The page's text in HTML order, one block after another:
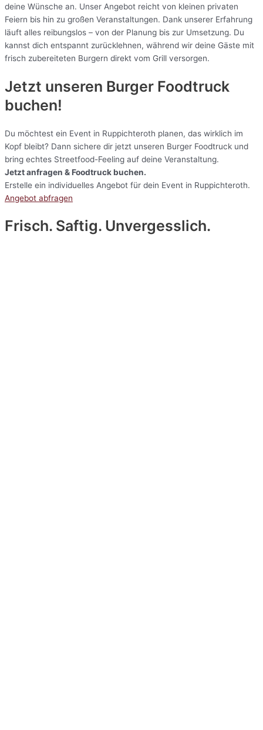
deine Wünsche an. Unser Angebot reicht von kleinen privaten
Feiern bis hin zu großen Veranstaltungen. Dank unserer Erfahrung
läuft alles reibungslos – von der Planung bis zur Umsetzung. Du
kannst dich entspannt zurücklehnen, während wir deine Gäste mit
frisch zubereiteten Burgern direkt vom Grill versorgen.
Jetzt unseren Burger Foodtruck
buchen!
Du möchtest ein Event in Ruppichteroth planen, das wirklich im
Kopf bleibt? Dann sichere dir jetzt unseren Burger Foodtruck und
bring echtes Streetfood-Feeling auf deine Veranstaltung.
Jetzt anfragen & Foodtruck buchen.
Erstelle ein individuelles Angebot für dein Event in Ruppichteroth.
Angebot abfragen
Frisch. Saftig. Unvergesslich.